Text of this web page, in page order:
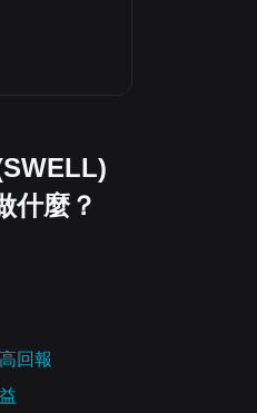
什麼？
回報